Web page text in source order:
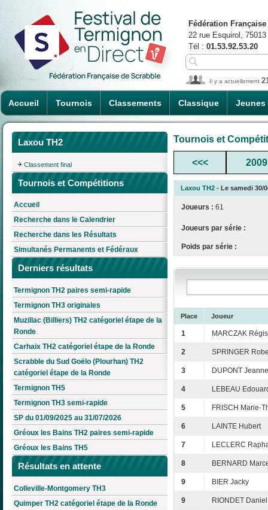
Accueil Tournois Classements Classique Jeunes
Fédération
22 rue Esquirol,
Tél : 01.53.92.53.20
Il y a actuellement
Laxou TH2
Classement final
Tournois et Compétitions
Accueil
Recherche dans le Calendrier
Recherche dans les Résultats
Simultanés Permanents et Fédéraux
Derniers résultats
Termignon TH2 paires semi-rapide
Termignon TH3 originales
Muzillac (Billiers) TH2 catégoriel étape de la
Ronde
Carhaix TH2 catégoriel étape de la Ronde
Scrabble du Sud Goëlo (Plourhan) TH2
catégoriel étape de la Ronde
Termignon TH5
Termignon TH3 semi-rapide
SP du 01/09/2025 au 31/07/2026
Gréoux les Bains TH2 paires semi-rapide
Gréoux les Bains TH5
Résultats en attente
Colleville-Montgomery TH3
Quimper TH2 catégoriel étape de la Ronde
Tournois et
<<< 2009
Laxou TH2 - Le samedi 30/
Joueurs : 61
Joueurs par série :
Poids par série :
Place Joueur
1 MARCZAK Régis
2 SPRINGER
3 DUPONT
4 LEBEAU
5 FRISCH Marie-
6 LAINTE Hubert
7 LECLERC
8 BERNARD
9 BIER Jacky
9 RIONDET Daniel